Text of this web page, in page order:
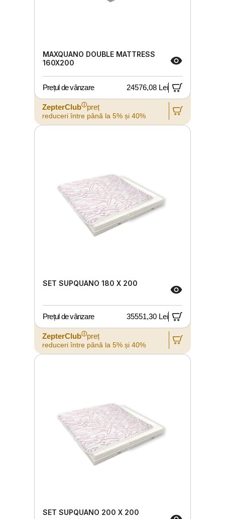
MAXQUANO DOUBLE MATTRESS
160X200
Prețul de vânzare 24576,08 Lei
ZepterClubⓘpreț
reduceri între până la 5% și 40%
SET SUPQUANO 180 X 200
Prețul de vânzare 35551,30 Lei
ZepterClubⓘpreț
reduceri între până la 5% și 40%
SET SUPQUANO 200 X 200